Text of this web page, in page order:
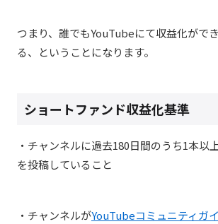
つまり、誰でもYouTubeにて収益化がで
る、ということになります。
ショートファンド収益化基準
・チャンネルに過去180日間のうち1本以
を投稿していること
・チャンネルがYouTubeコミュニティガ